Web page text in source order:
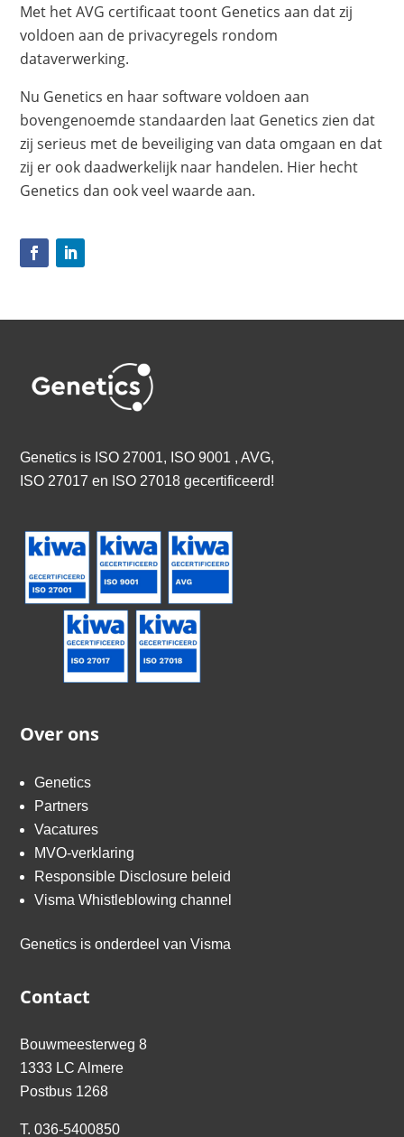
Met het AVG certificaat toont Genetics aan dat zij
voldoen aan de privacyregels rondom
dataverwerking.
Nu Genetics en haar software voldoen aan
bovengenoemde standaarden laat Genetics zien dat
zij serieus met de beveiliging van data omgaan en dat
zij er ook daadwerkelijk naar handelen. Hier hecht
Genetics dan ook veel waarde aan.
Genetics is ISO 27001, ISO 9001 , AVG,
ISO 27017 en ISO 27018 gecertificeerd!
Over ons
Genetics
Partners
Vacatures
MVO-verklaring
Responsible Disclosure beleid
Visma Whistleblowing channel
Genetics is onderdeel vanVisma
Contact
Bouwmeesterweg 8
1333 LC Almere
Postbus 1268
T. 036-5400850